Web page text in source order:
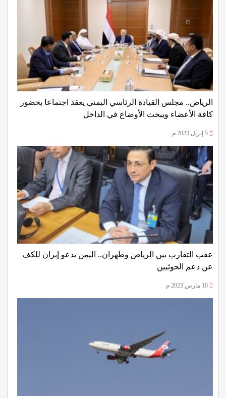
الرياض.. مجلس القيادة الرئاسي اليمني يعقد اجتماعا بحضور
كافة الأعضاء ويبحث الأوضاع في الداخل
عقب التقارب بين الرياض وطهران.. اليمن يدعو إيران للكف
عن دعم الحوثيين